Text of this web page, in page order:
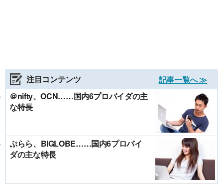
注目コンテンツ
記事一覧へ ≫
＠nifty、OCN……国内6プロバイダの主
な特長
ぷらら、BIGLOBE……国内6プロバイ
ダの主な特長